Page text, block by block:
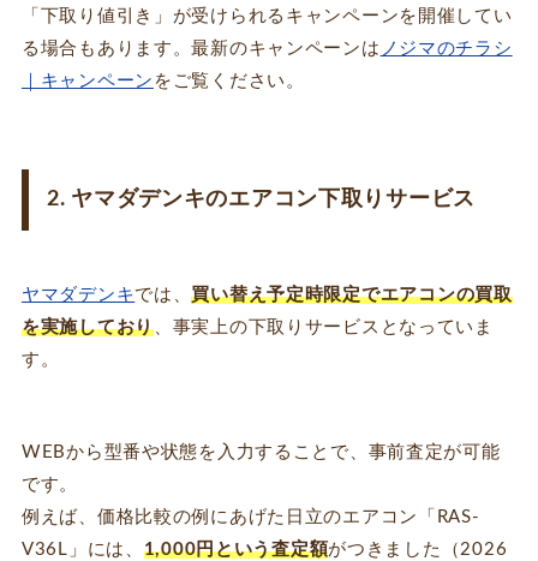
「下取り値引き」が受けられるキャンペーンを開催してい
る場合もあります。最新のキャンペーンは ノジマのチラシ
｜キャンペーン をご覧ください。
2. ヤマダデンキのエアコン下取りサービス
ヤマダデンキでは、買い替え予定時限定でエアコンの買取
を実施しており、事実上の下取りサービスとなっていま
す。
WEBから型番や状態を入力することで、事前査定が可能
です。
例えば、価格比較の例にあげた日立のエアコン「RAS-
V36L」には、 1,000円という査定額がつきました（2026